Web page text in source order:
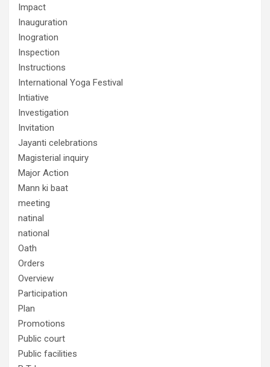
Impact
Inauguration
Inogration
Inspection
Instructions
International Yoga Festival
Intiative
Investigation
Invitation
Jayanti celebrations
Magisterial inquiry
Major Action
Mann ki baat
meeting
natinal
national
Oath
Orders
Overview
Participation
Plan
Promotions
Public court
Public facilities